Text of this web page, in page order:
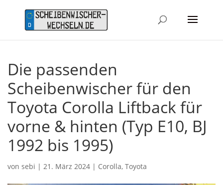
Die passenden
Scheibenwischer für den
Toyota Corolla Liftback für
vorne & hinten (Typ E10, BJ
1992 bis 1995)
von sebi | 21. März 2024 | Corolla, Toyota